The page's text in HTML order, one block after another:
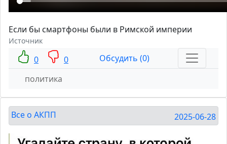
Если бы смартфоны были в Римской империи
Источник
0 0
Обсудить (0)
политика
Все о АКПП 2025-06-28